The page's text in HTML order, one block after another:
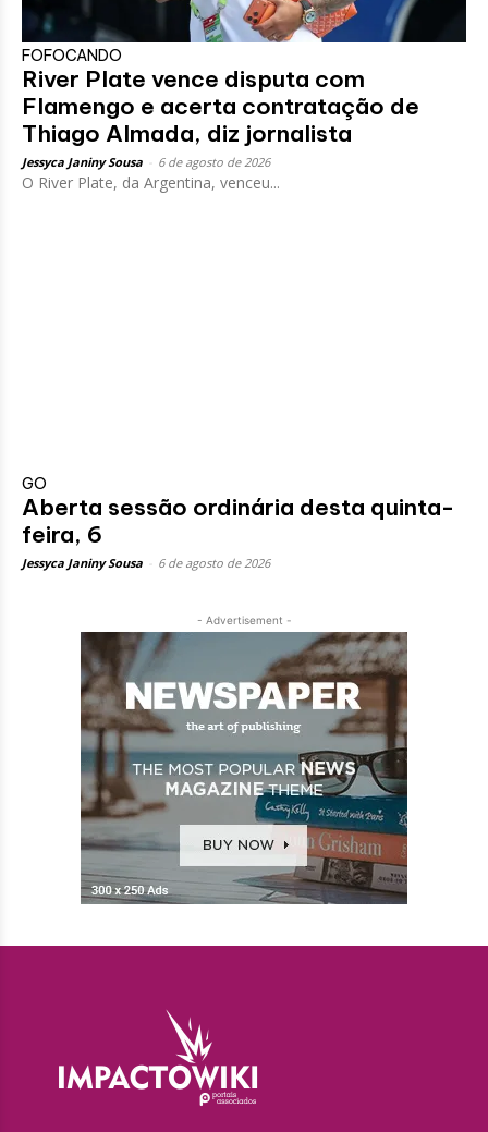
FOFOCANDO
River Plate vence disputa com
Flamengo e acerta contratação de
Thiago Almada, diz jornalista
Jessyca Janiny Sousa 6 de agosto de 2026
O River Plate, da Argentina, venceu...
GO
Aberta sessão ordinária desta quinta-
feira, 6
Jessyca Janiny Sousa 6 de agosto de 2026
- Advertisement -